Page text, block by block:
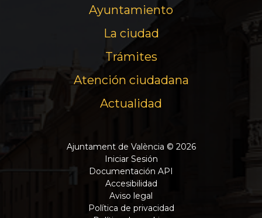
Ayuntamiento
La ciudad
Trámites
Atención ciudadana
Actualidad
Ajuntament de València © 2026
Iniciar Sesión
Documentación API
Accesibilidad
Aviso legal
Política de privacidad